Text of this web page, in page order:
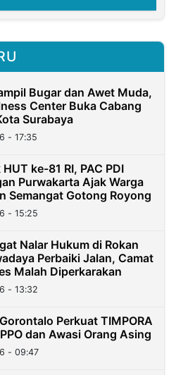
Bugar dan Awet Muda,
Center Buka Cabang
Surabaya
- 17:35
ke-81 RI, PAC PDI
Purwakarta Ajak Warga
Semangat Gotong Royong
- 15:25
Nalar Hukum di Rokan
Perbaiki Jalan, Camat
Malah Diperkarakan
- 13:32
Perkuat TIMPORA
dan Awasi Orang Asing
- 09:47